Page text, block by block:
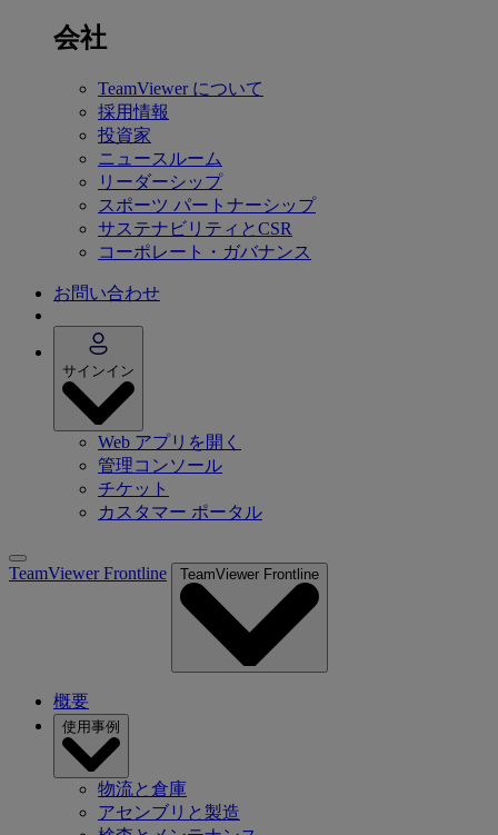
会社
TeamViewer について
採用情報
投資家
ニュースルーム
リーダーシップ
スポーツ パートナーシップ
サステナビリティとCSR
コーポレート・ガバナンス
お問い合わせ
サインイン
Web アプリを開く
管理コンソール
チケット
カスタマー ポータル
TeamViewer Frontline TeamViewer Frontline
概要
使用事例
物流と倉庫
アセンブリと製造